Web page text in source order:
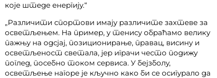
које штеде енергију.“
„Различити спортови имају различите захтеве за
осветљењем. На пример, у тенису обраћамо велику
пажњу на одсјај, позиционирање, правац, висину и
осветљеност светала, јер играчи често подижу
поглед, посебно током сервиса. У бејзболу,
осветљење нагоре је кључно како би се осигурало да